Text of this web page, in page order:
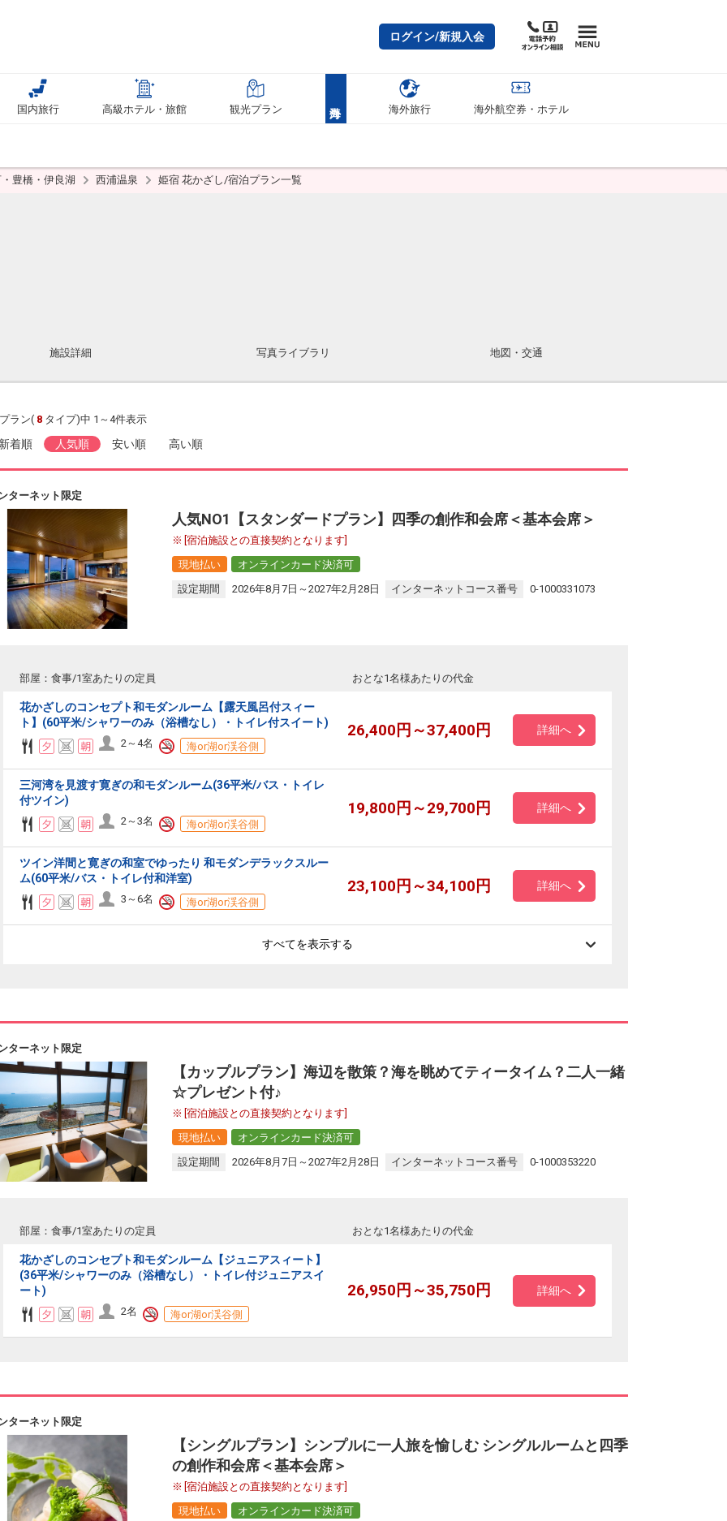
ログイン/新規入会
国内旅行 高級ホテル・旅館 観光プラン 海外旅行 海外航空券・ホテル
豊橋・伊良湖 西浦温泉 姫宿 花かざし/宿泊プラン一覧
施設詳細 写真ライブラリ 地図・交通
プラン( 8 タイプ)中 1～4件表示
着順 人気順 安い順 高い順
ターネット限定
人気NO1【スタンダードプラン】四季の創作和会席＜基本会席＞
[宿泊施設との直接契約となります]
現地払い
オンラインカード決済可
設定期間
2026年8月7日～2027年2月28日 インターネットコース番号 0-1000331073
部屋：食事/1室あたりの定員 おとな1名様あたりの代金
花かざしのコンセプト和モダンルーム【露天風呂付スィー
ト】(60平米/シャワーのみ（浴槽なし）・トイレ付スイート)
2～4名 海or湖or渓谷側
26,400円～37,400円 詳細へ
三河湾を見渡す寛ぎの和モダンルーム(36平米/バス・トイレ
付ツイン)
2～3名 海or湖or渓谷側
19,800円～29,700円 詳細へ
ツイン洋間と寛ぎの和室でゆったり 和モダンデラックスルー
ム(60平米/バス・トイレ付和洋室)
3～6名 海or湖or渓谷側
23,100円～34,100円 詳細へ
すべてを表示する
ターネット限定
【カップルプラン】海辺を散策？海を眺めてティータイム？二人一緒
☆プレゼント付♪
[宿泊施設との直接契約となります]
現地払い
オンラインカード決済可
設定期間
2026年8月7日～2027年2月28日 インターネットコース番号 0-1000353220
部屋：食事/1室あたりの定員 おとな1名様あたりの代金
花かざしのコンセプト和モダンルーム【ジュニアスィート】
(36平米/シャワーのみ（浴槽なし）・トイレ付ジュニアスイ
ート)
2名 海or湖or渓谷側
26,950円～35,750円 詳細へ
ターネット限定
【シングルプラン】シンプルに一人旅を愉しむ シングルルームと四季
の創作和会席＜基本会席＞
[宿泊施設との直接契約となります]
現地払い
オンラインカード決済可